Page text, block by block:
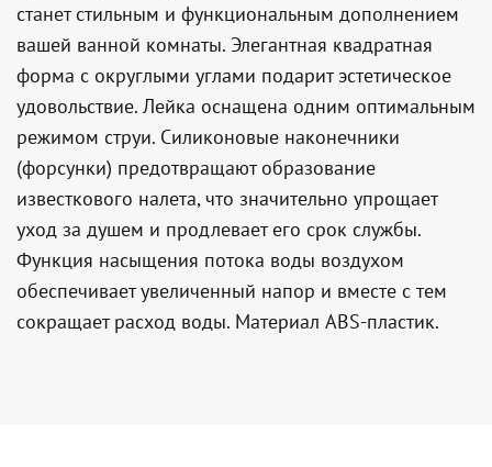
станет стильным и функциональным дополнением
вашей ванной комнаты. Элегантная квадратная
форма с округлыми углами подарит эстетическое
удовольствие. Лейка оснащена одним оптимальным
режимом струи. Силиконовые наконечники
(форсунки) предотвращают образование
известкового налета, что значительно упрощает
уход за душем и продлевает его срок службы.
Функция насыщения потока воды воздухом
обеспечивает увеличенный напор и вместе с тем
сокращает расход воды. Материал ABS-пластик.